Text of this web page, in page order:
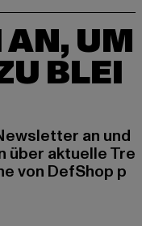
AN, UM
BLEI
an und
über aktuelle Tre
von DefShop p